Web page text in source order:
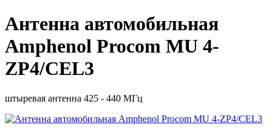
Антенна автомобильная
Amphenol Procom MU 4-
ZP4/CEL3
штыревая антенна 425 - 440 МГц